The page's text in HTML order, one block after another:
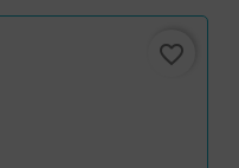
favorite_border